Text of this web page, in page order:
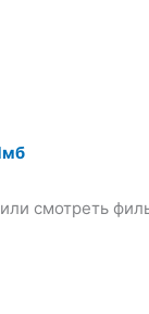
смотреть